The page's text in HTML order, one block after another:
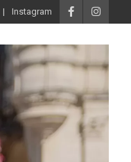
Instagram